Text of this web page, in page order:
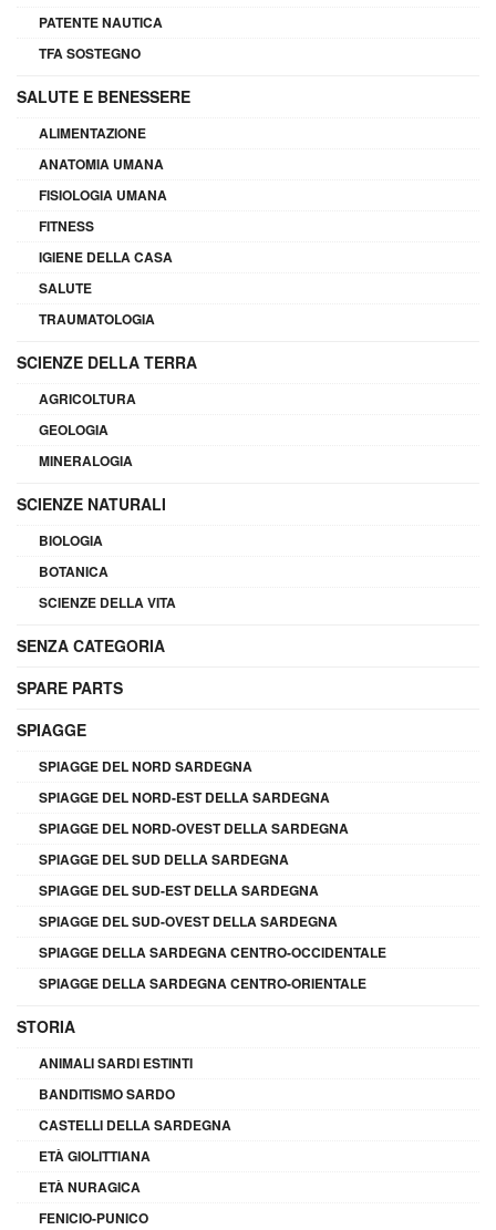
PATENTE NAUTICA
TFA SOSTEGNO
SALUTE E BENESSERE
ALIMENTAZIONE
ANATOMIA UMANA
FISIOLOGIA UMANA
FITNESS
IGIENE DELLA CASA
SALUTE
TRAUMATOLOGIA
SCIENZE DELLA TERRA
AGRICOLTURA
GEOLOGIA
MINERALOGIA
SCIENZE NATURALI
BIOLOGIA
BOTANICA
SCIENZE DELLA VITA
SENZA CATEGORIA
SPARE PARTS
SPIAGGE
SPIAGGE DEL NORD SARDEGNA
SPIAGGE DEL NORD-EST DELLA SARDEGNA
SPIAGGE DEL NORD-OVEST DELLA SARDEGNA
SPIAGGE DEL SUD DELLA SARDEGNA
SPIAGGE DEL SUD-EST DELLA SARDEGNA
SPIAGGE DEL SUD-OVEST DELLA SARDEGNA
SPIAGGE DELLA SARDEGNA CENTRO-OCCIDENTALE
SPIAGGE DELLA SARDEGNA CENTRO-ORIENTALE
STORIA
ANIMALI SARDI ESTINTI
BANDITISMO SARDO
CASTELLI DELLA SARDEGNA
ETÀ GIOLITTIANA
ETÀ NURAGICA
FENICIO-PUNICO